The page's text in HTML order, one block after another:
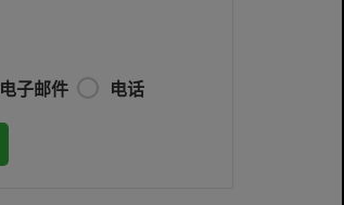
电子邮件 电话